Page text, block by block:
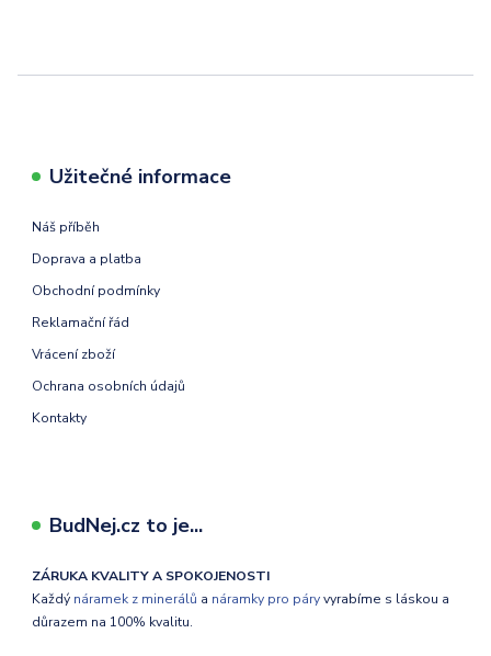
Užitečné informace
Náš příběh
Doprava a platba
Obchodní podmínky
Reklamační řád
Vrácení zboží
Ochrana osobních údajů
Kontakty
BudNej.cz to je...
ZÁRUKA KVALITY A SPOKOJENOSTI
Každý náramek z minerálů a náramky pro páryvyrabíme s láskou a
důrazem na 100% kvalitu.